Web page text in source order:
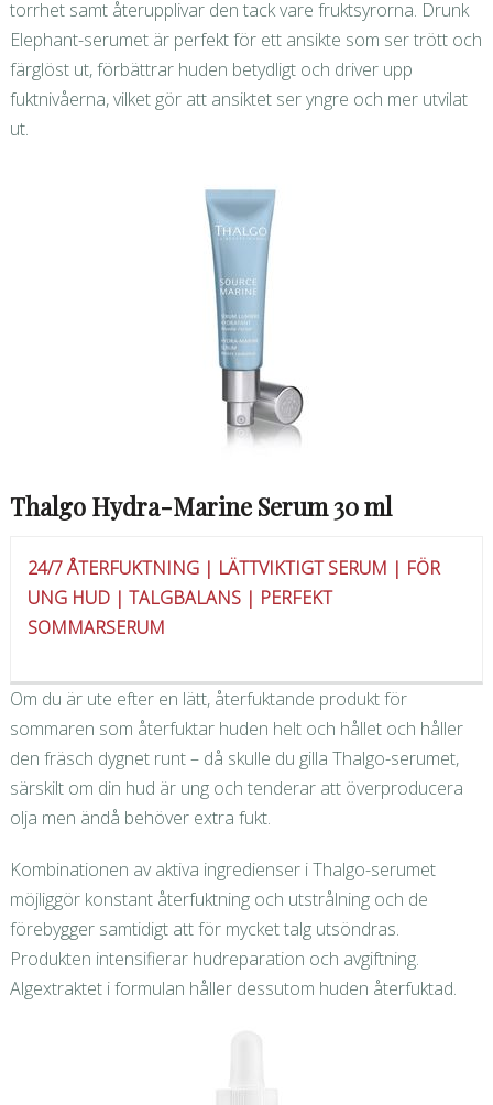
torrhet samt återupplivar den tack vare fruktsyrorna. Drunk
Elephant-serumet är perfekt för ett ansikte som ser trött och
färglöst ut, förbättrar huden betydligt och driver upp
fuktnivåerna, vilket gör att ansiktet ser yngre och mer utvilat
ut.
Thalgo Hydra-Marine Serum 30 ml
24/7 ÅTERFUKTNING | LÄTTVIKTIGT SERUM | FÖR
UNG HUD | TALGBALANS | PERFEKT
SOMMARSERUM
Om du är ute efter en lätt, återfuktande produkt för
sommaren som återfuktar huden helt och hållet och håller
den fräsch dygnet runt – då skulle du gilla Thalgo-serumet,
särskilt om din hud är ung och tenderar att överproducera
olja men ändå behöver extra fukt.
Kombinationen av aktiva ingredienser i Thalgo-serumet
möjliggör konstant återfuktning och utstrålning och de
förebygger samtidigt att för mycket talg utsöndras.
Produkten intensifierar hudreparation och avgiftning.
Algextraktet i formulan håller dessutom huden återfuktad.